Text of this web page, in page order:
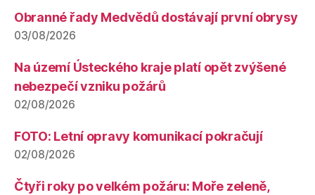
Obranné řady Medvědů dostávají první obrysy
03/08/2026
Na území Ústeckého kraje platí opět zvýšené
nebezpečí vzniku požárů
02/08/2026
FOTO: Letní opravy komunikací pokračují
02/08/2026
Čtyři roky po velkém požáru: Moře zeleně,